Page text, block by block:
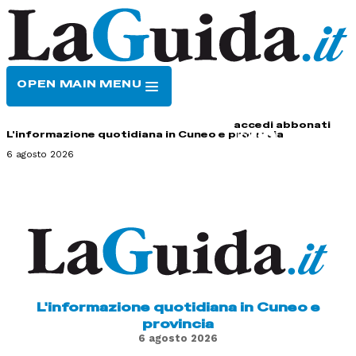
OPEN MAIN MENU
accedi abbonati
L'informazione quotidiana in Cuneo e provincia
6 agosto 2026
L'informazione quotidiana in Cuneo e
provincia
6 agosto 2026